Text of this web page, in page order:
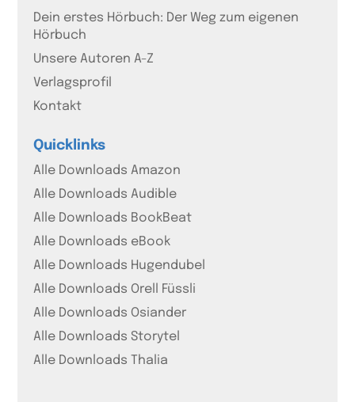
Dein erstes Hörbuch: Der Weg zum eigenen
Hörbuch
Unsere Autoren A-Z
Verlagsprofil
Kontakt
Quicklinks
Alle Downloads Amazon
Alle Downloads Audible
Alle Downloads BookBeat
Alle Downloads eBook
Alle Downloads Hugendubel
Alle Downloads Orell Füssli
Alle Downloads Osiander
Alle Downloads Storytel
Alle Downloads Thalia